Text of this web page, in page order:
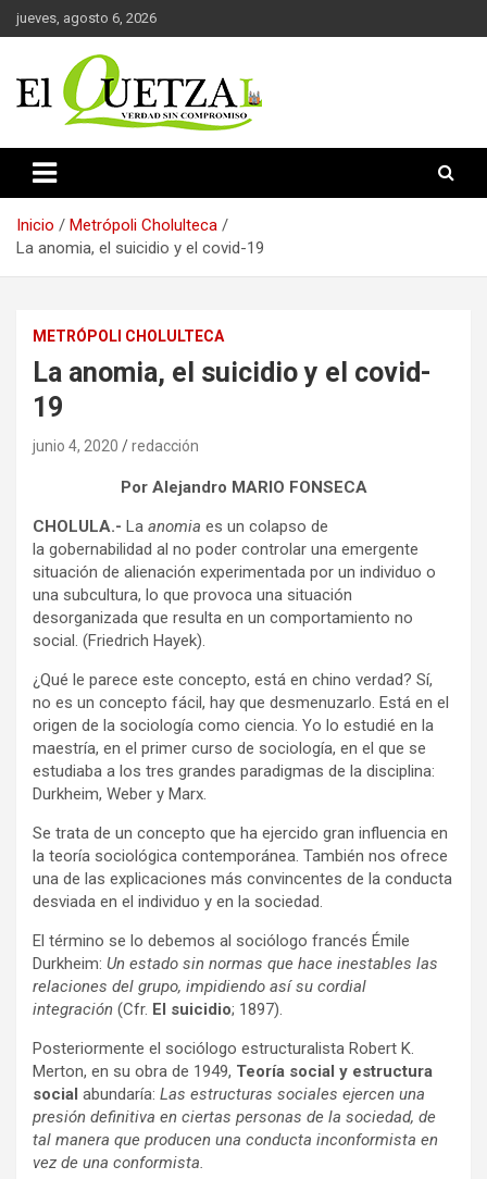
Saltar
al
jueves, agosto 6, 2026
El Quetzal de Cholula
Inicio
Metrópoli Cholulteca
La anomia, el suicidio y el covid-19
METRÓPOLI CHOLULTECA
La anomia, el suicidio y el covid-
19
junio 4, 2020 redacción
Por Alejandro MARIO FONSECA
CHOLULA.- La anomia es un colapso de
la gobernabilidad al no poder controlar una emergente
situación de alienación experimentada por un individuo o
una subcultura, lo que provoca una situación
desorganizada que resulta en un comportamiento no
social. (Friedrich Hayek).
¿Qué le parece este concepto, está en chino verdad? Sí,
no es un concepto fácil, hay que desmenuzarlo. Está en el
origen de la sociología como ciencia. Yo lo estudié en la
maestría, en el primer curso de sociología, en el que se
estudiaba a los tres grandes paradigmas de la disciplina:
Durkheim, Weber y Marx.
Se trata de un concepto que ha ejercido gran influencia en
la teoría sociológica contemporánea. También nos ofrece
una de las explicaciones más convincentes de la conducta
desviada en el individuo y en la sociedad.
El término se lo debemos al sociólogo francés Émile
Durkheim: Un estado sin normas que hace inestables las
relaciones del grupo, impidiendo así su cordial
integración (Cfr. El suicidio; 1897).
Posteriormente el sociólogo estructuralista Robert K.
Merton, en su obra de 1949, Teoría social y estructura
social abundaría: Las estructuras sociales ejercen una
presión definitiva en ciertas personas de la sociedad, de
tal manera que producen una conducta inconformista en
vez de una conformista.